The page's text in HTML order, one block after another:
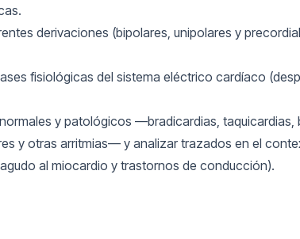
derivaciones (bipolares, unipolares y
fisiológicas del sistema eléctrico cardíaco
y patológicos —bradicardias, taquicardias,
y otras arritmias— y analizar trazados en el
al miocardio y trastornos de conducción).